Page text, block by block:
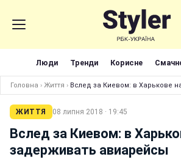
Люди Тренди Корисне
Головна › Життя › Вслед за Киевом: в Харькове
ЖИТТЯ 08 липня 2018 · 19:45
Вслед за Киевом: в
задерживать авиарейсы